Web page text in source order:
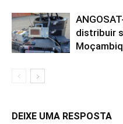
distribuir
DEIXE UMA RESPOSTA